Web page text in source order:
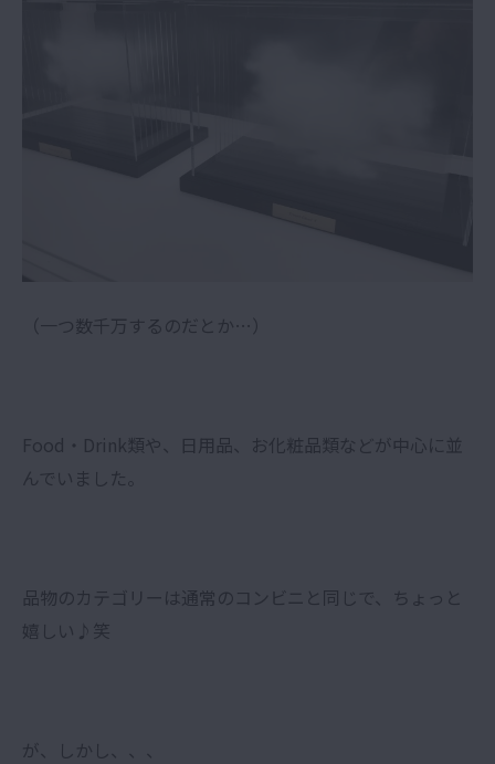
（一つ数千万するのだとか…）
Food・Drink類や、日用品、お化粧品類などが中心に並
んでいました。
品物のカテゴリーは通常のコンビニと同じで、ちょっと
嬉しい♪笑
が、しかし、、、